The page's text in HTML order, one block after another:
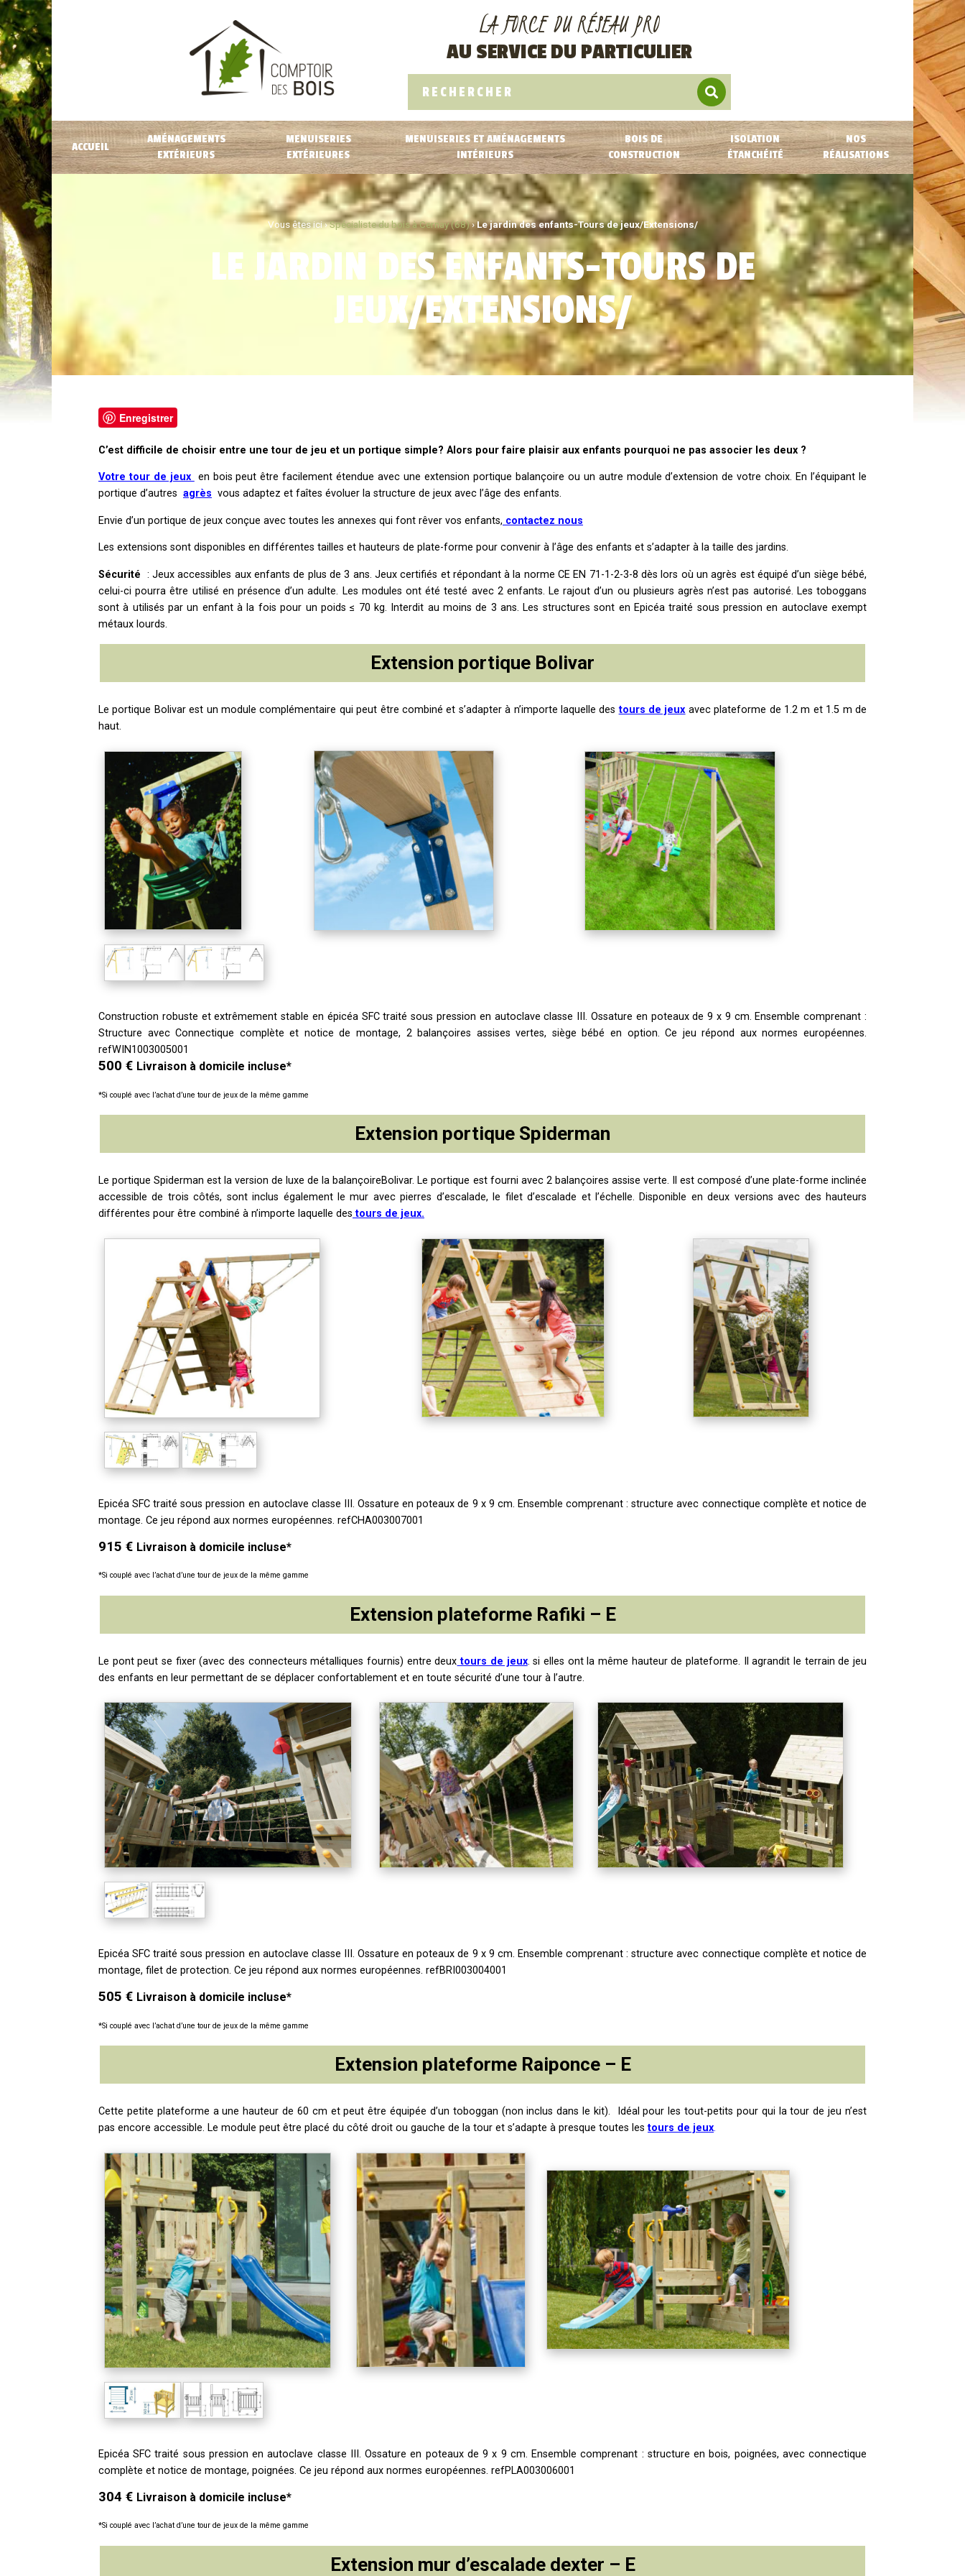
LA FORCE DU RÉSEAU PRO
AU SERVICE DU PARTICULIER
ACCUEIL
AMÉNAGEMENTS
EXTÉRIEURS
MENUISERIES
EXTÉRIEURES
MENUISERIES ET AMÉNAGEMENTS
INTÉRIEURS
BOIS DE
CONSTRUCTION
ISOLATION
ÉTANCHÉITÉ
NOS
RÉALISATIONS
Vous êtes ici ›Spécialiste du bois à Cernay (68)›Le jardin des enfants-Tours de jeux/Extensions/
LE JARDIN DES ENFANTS-TOURS DE
JEUX/EXTENSIONS/
Enregistrer
C’est difficile de choisir entre une tour de jeu et un portique simple? Alors pour faire plaisir aux enfants pourquoi ne pas associer les deux ?
Votre tour de jeux en bois peut être facilement étendue avec une extension portique balançoire ou un autre module d’extension de votre choix. En l’équipant le
portique d’autres agrès vous adaptez et faîtes évoluer la structure de jeux avec l’âge des enfants.
Envie d’un portique de jeux conçue avec toutes les annexes qui font rêver vos enfants, contactez nous
Les extensions sont disponibles en différentes tailles et hauteurs de plate-forme pour convenir à l’âge des enfants et s’adapter à la taille des jardins.
Sécurité : Jeux accessibles aux enfants de plus de 3 ans. Jeux certifiés et répondant à la norme CE EN 71-1-2-3-8 dès lors où un agrès est équipé d’un siège bébé,
celui-ci pourra être utilisé en présence d’un adulte. Les modules ont été testé avec 2 enfants. Le rajout d’un ou plusieurs agrès n’est pas autorisé. Les toboggans
sont à utilisés par un enfant à la fois pour un poids≤ 70 kg. Interdit au moins de 3 ans. Les structures sont en Epicéa traité sous pression en autoclave exempt
métaux lourds.
Extension portique Bolivar
Le portique Bolivar est un module complémentaire qui peut être combiné et s’adapter à n’importe laquelle destours de jeux avec plateforme de 1.2 m et 1.5 m de
haut.
Construction robuste et extrêmement stable en épicéa SFC traité sous pression en autoclave classe III. Ossature en poteaux de 9 x 9 cm. Ensemble comprenant :
Structure avecConnectique complète et notice de montage, 2 balançoires assises vertes, siège bébé en option.Ce jeu répond aux normes européennes.
refWIN1003005001
500 € Livraison à domicile incluse*
*Si couplé avec l’achat d’une tour de jeux de la même gamme
Extension portique Spiderman
Le portique Spiderman est la version de luxe de la balançoireBolivar. Le portique est fourni avec 2 balançoires assise verte. Il est composé d’une plate-forme inclinée
accessible de trois côtés, sont inclus également le mur avec pierres d’escalade, le filet d’escalade et l’échelle. Disponible en deux versions avec des hauteurs
différentes pour être combiné à n’importe laquelle des tours de jeux.
Epicéa SFC traité sous pression en autoclave classe III. Ossature en poteaux de 9 x 9 cm. Ensemble comprenant : structure avec connectique complète et notice de
montage. Ce jeu répond aux normes européennes. refCHA003007001
915 € Livraison à domicile incluse*
*Si couplé avec l’achat d’une tour de jeux de la même gamme
Extension plateforme Rafiki – E
Le pont peut se fixer (avec des connecteurs métalliques fournis) entre deux tours de jeux. si elles ont la même hauteur de plateforme. Il agrandit le terrain de jeu
des enfants en leur permettant de se déplacer confortablement et en toute sécurité d’une tour à l’autre.
Epicéa SFC traité sous pression en autoclave classe III. Ossature en poteaux de 9 x 9 cm. Ensemble comprenant : structure avec connectique complète et notice de
montage, filet de protection. Ce jeu répond aux normes européennes. refBRI003004001
505 € Livraison à domicile incluse*
*Si couplé avec l’achat d’une tour de jeux de la même gamme
Extension plateforme Raiponce – E
Cette petite plateforme a une hauteur de 60 cm et peut être équipée d’un toboggan (non inclus dans le kit). Idéal pour les tout-petits pour qui la tour de jeu n’est
pas encore accessible. Le module peut être placé du côté droit ou gauche de la tour et s’adapte à presque toutes lestours de jeux.
Epicéa SFC traité sous pression en autoclave classe III. Ossature en poteaux de 9 x 9 cm. Ensemble comprenant : structure en bois, poignées, avecconnectique
complète et notice de montage, poignées. Ce jeu répond aux normes européennes. refPLA003006001
304 € Livraison à domicile incluse*
*Si couplé avec l’achat d’une tour de jeux de la même gamme
Extension mur d’escalade dexter – E